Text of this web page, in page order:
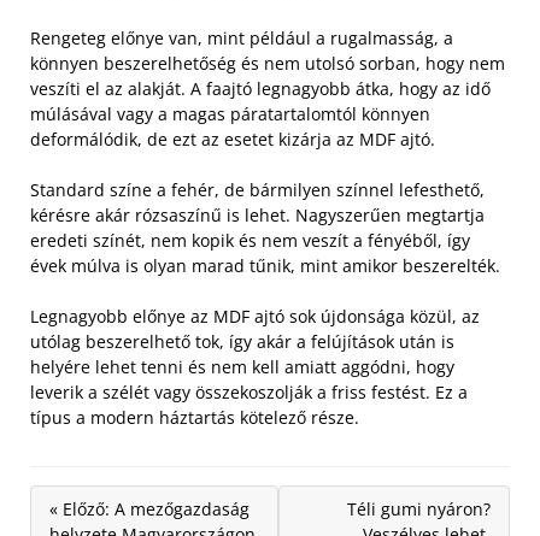
Rengeteg előnye van, mint például a rugalmasság, a
könnyen beszerelhetőség és nem utolsó sorban, hogy nem
veszíti el az alakját. A faajtó legnagyobb átka, hogy az idő
múlásával vagy a magas páratartalomtól könnyen
deformálódik, de ezt az esetet kizárja az MDF ajtó.
Standard színe a fehér, de bármilyen színnel lefesthető,
kérésre akár rózsaszínű is lehet. Nagyszerűen megtartja
eredeti színét, nem kopik és nem veszít a fényéből, így
évek múlva is olyan marad tűnik, mint amikor beszerelték.
Legnagyobb előnye az MDF ajtó sok újdonsága közül, az
utólag beszerelhető tok, így akár a felújítások után is
helyére lehet tenni és nem kell amiatt aggódni, hogy
leverik a szélét vagy összekoszolják a friss festést. Ez a
típus a modern háztartás kötelező része.
« Előző: A mezőgazdaság
Téli gumi nyáron?